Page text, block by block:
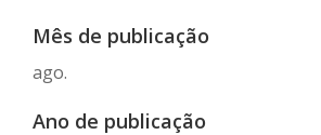
Mês de publicação
ago.
Ano de publicação